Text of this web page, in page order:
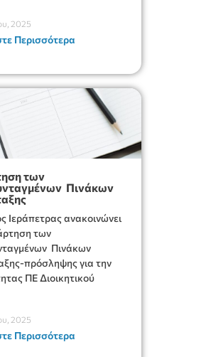
2025
Περισσότερα
των
Πινάκων
Ιεράπετρας ανακοινώνει
των
Πινάκων
πρόσληψης για την
ΠΕ Διοικητικού
2025
Περισσότερα